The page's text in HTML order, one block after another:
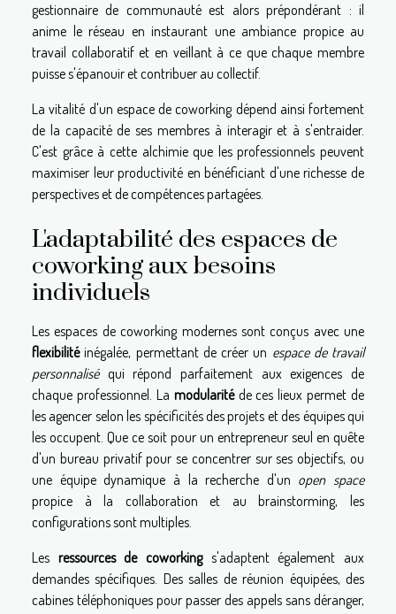
gestionnaire de communauté est alors prépondérant : il
anime le réseau en instaurant une ambiance propice au
travail collaboratif et en veillant à ce que chaque membre
puisse s'épanouir et contribuer au collectif.
La vitalité d'un espace de coworking dépend ainsi fortement
de la capacité de ses membres à interagir et à s'entraider.
C'est grâce à cette alchimie que les professionnels peuvent
maximiser leur productivité en bénéficiant d'une richesse de
perspectives et de compétences partagées.
L'adaptabilité des espaces de
coworking aux besoins
individuels
Les espaces de coworking modernes sont conçus avec une
flexibilitéinégalée, permettant de créer un espace de travail
personnaliséqui répond parfaitement aux exigences de
chaque professionnel. La modularitéde ces lieux permet de
les agencer selon les spécificités des projets et des équipes qui
les occupent. Que ce soit pour un entrepreneur seul en quête
d'un bureau privatif pour se concentrer sur ses objectifs, ou
une équipe dynamique à la recherche d'un open space
propice à la collaboration et au brainstorming, les
configurations sont multiples.
Les ressources de coworkings'adaptent également aux
demandes spécifiques. Des salles de réunion équipées, des
cabines téléphoniques pour passer des appels sans déranger,